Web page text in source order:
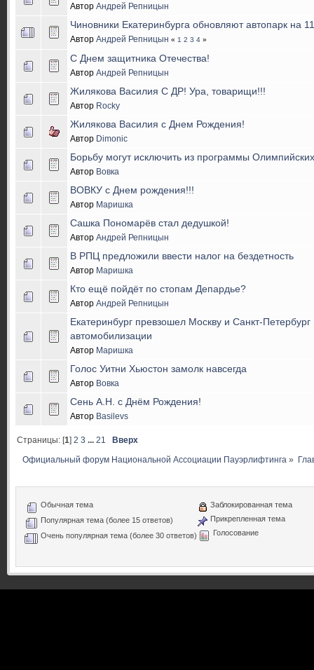
Автор Андрей Репницын
Чиновники Екатеринбурга обновляют автопарк на
Автор Андрей Репницын « 1 2 3 4»
С Днем защитника Отечества!
Автор Андрей Репницын
Жилякова Василия С ДР! Ура, товарищи!!!
Автор Rocky
Жилякова Василия с Днем Рождения!
Автор Dimonic
Борьбу могут исключить из программы
Автор Вовка
ВОВКУ с Днем рождения!!!
Автор Маришка
Сашка Пономарёв стал дедушкой!
Автор Андрей Репницын
В РПЦ предложили ввести налог на бездетность
Автор Маришка
Кто ещё пойдёт по стопам Депардье?
Автор Андрей Репницын
Екатеринбург превзошел Москву и Санкт-
автомобилизации
Автор Маришка
Голос Уитни Хьюстон замолк навсегда
Автор Вовка
Сень А.Н. с Днём Рождения!
Автор Basilevs
Страницы: [1]2 3 ...21 Вверх
Официальный форум Национальной Ассоциации Пауэрлифтинга »
Обычная тема
Популярная тема (более 15 ответов)
Очень популярная тема (более 30 ответов)
Заблокированная тема
Прикрепленная тема
Голосование